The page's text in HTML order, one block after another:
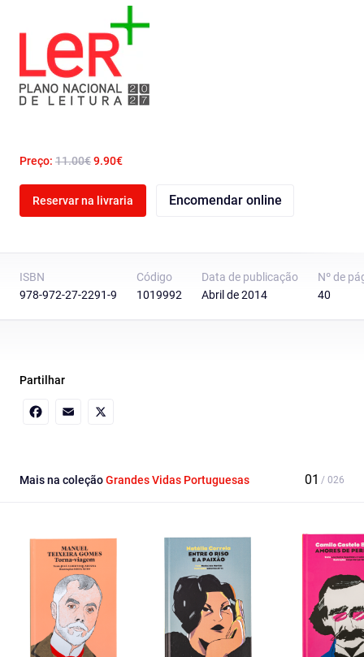
Preço: 11.00€9.90€
Reservar na livraria Encomendar online
ISBN
978-972-27-2291-9
Código
1019992
Data de publicação
Abril de 2014
Nº de
40
Partilhar
Mais na coleçãoGrandes Vidas Portuguesas